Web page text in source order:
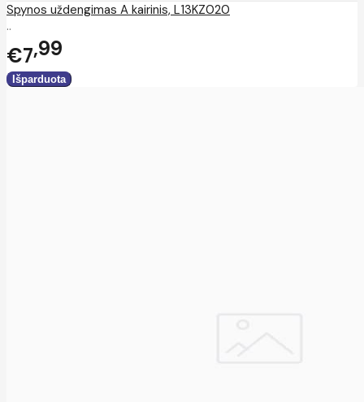
Spynos uždengimas A kairinis, L13KZ020
..
€7 99